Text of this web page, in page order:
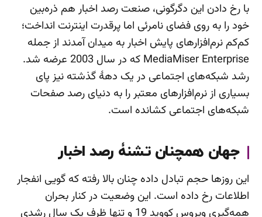
با رخ دادن این دگرگونی، صنعت رصد اخبار هم ذره‌بین
خود را به روی فضای نامرئی اما پرقدرت اینترنت انداخت؛
کم‌کم نرم‌افزارهای پایش اخبار به میدان آمدند از جمله
MediaMiser Enterprise که در سال 2003 عرضه شد.
رشد شبکه‌های اجتماعی در یک دهۀ گذشته نیز پای
بسیاری از نرم‌افزارهای معتبر را به دنیای رصد صفحات
شبکه‌های اجتماعی کشانده است.
جهان همچنان تشنۀ رصد اخبار
این روزها حجم تبادل داده چنان بالا رفته که گویی انفجار
اطلاعات رخ داده است. این وضعیت در کنار بحران
همه‌گیری ویروس کووید 19 و تنها ظرف یک سال رشدی